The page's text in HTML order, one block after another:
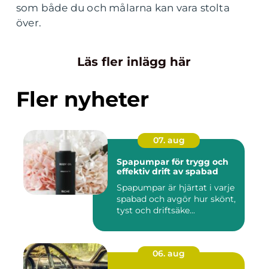
som både du och målarna kan vara stolta
över.
Läs fler inlägg här
Fler nyheter
07. aug
Spapumpar för trygg och
effektiv drift av spabad
Spapumpar är hjärtat i varje
spabad och avgör hur skönt,
tyst och driftsäke...
06. aug